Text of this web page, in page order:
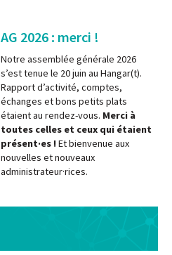
AG 2026 : merci !
Notre assemblée générale 2026
s’est tenue le 20 juin au Hangar(t).
Rapport d’activité, comptes,
échanges et bons petits plats
étaient au rendez-vous. Merci à
toutes celles et ceux qui étaient
présent·es !Et bienvenue aux
nouvelles et nouveaux
administrateur·rices.